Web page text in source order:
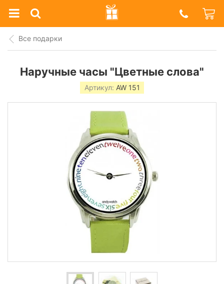
Prazdnik
Shop
Все подарки
Наручные часы "Цветные слова"
Артикул: AW 151